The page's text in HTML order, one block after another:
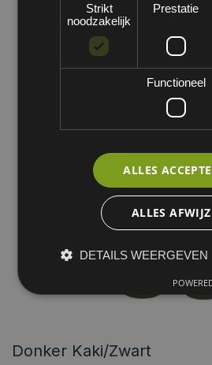
Donker Kaki/zwart
Strikt
noodzakelijk
Prestatie
Functioneel
ALLES
ALLES
DETAILS WEERGEVEN